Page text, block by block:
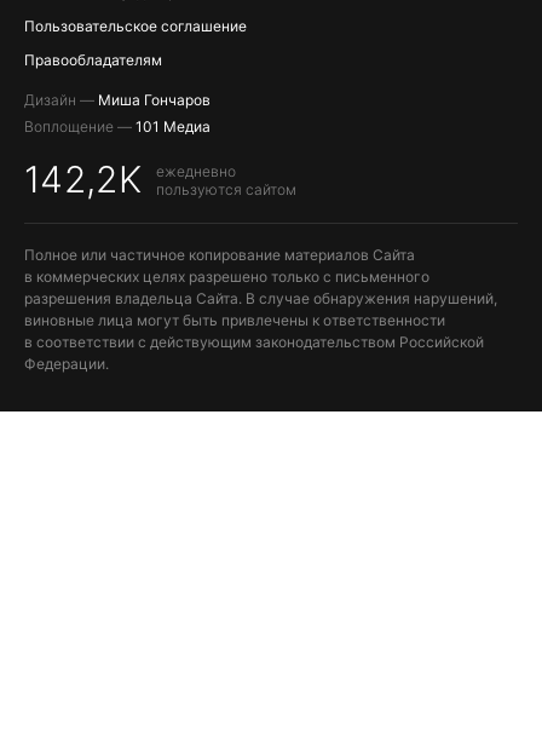
Пользовательское соглашение
Правообладателям
Дизайн — Миша Гончаров
Воплощение — 101 Медиа
142,2K
ежедневно
пользуются сайтом
Полное или частичное копирование материалов Сайта
в коммерческих целях разрешено только с письменного
разрешения владельца Сайта. В случае обнаружения нарушений,
виновные лица могут быть привлечены к ответственности
в соответствии с действующим законодательством Российской
Федерации.